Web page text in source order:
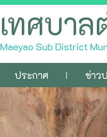
เทศบาล
Maeyao Sub District
ประกาศ | ข่าว